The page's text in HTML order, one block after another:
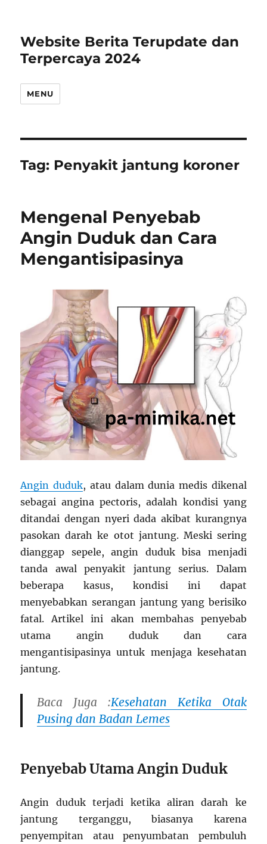
Website Berita Terupdate dan
Terpercaya 2024
MENU
Tag: Penyakit jantung koroner
Mengenal Penyebab
Angin Duduk dan Cara
Mengantisipasinya
Angin duduk, atau dalam dunia medis dikenal
sebagai angina pectoris, adalah kondisi yang
ditandai dengan nyeri dada akibat kurangnya
pasokan darah ke otot jantung. Meski sering
dianggap sepele, angin duduk bisa menjadi
tanda awal penyakit jantung serius. Dalam
beberapa kasus, kondisi ini dapat
menyebabkan serangan jantung yang berisiko
fatal. Artikel ini akan membahas penyebab
utama angin duduk dan cara
mengantisipasinya untuk menjaga kesehatan
jantung.
Baca Juga :Kesehatan Ketika Otak
Pusing dan Badan Lemes
Penyebab Utama Angin Duduk
Angin duduk terjadi ketika aliran darah ke
jantung terganggu, biasanya karena
penyempitan atau penyumbatan pembuluh